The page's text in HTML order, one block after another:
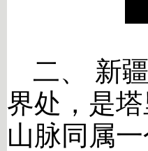
二、
新
界处，是
山脉同属